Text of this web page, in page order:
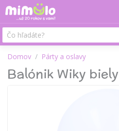
Domov Párty a oslavy
Balónik Wiky biely